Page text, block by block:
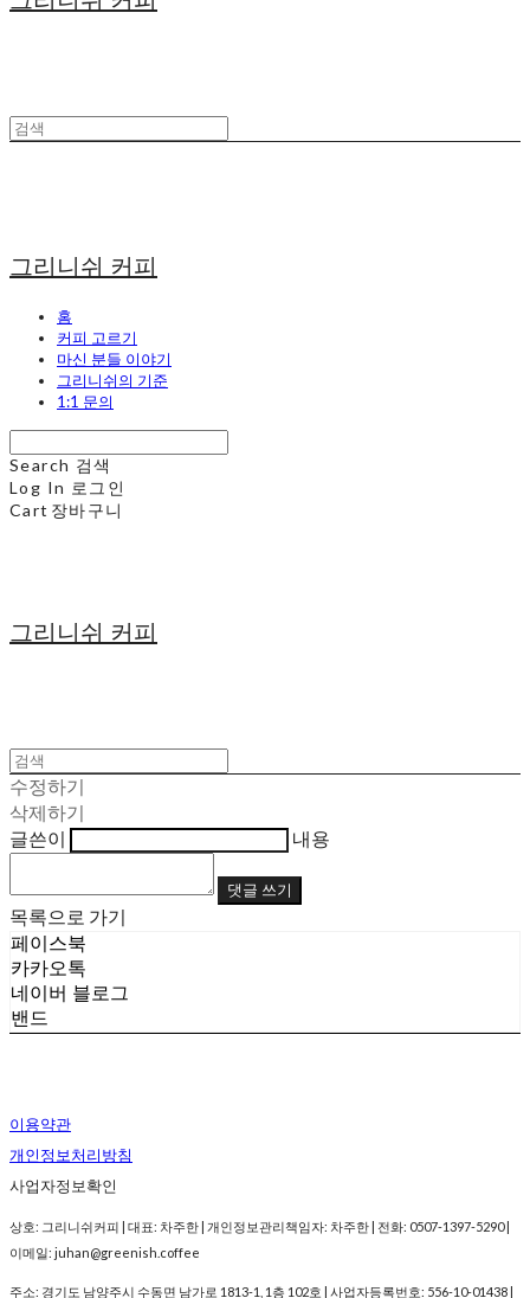
그리니쉬 커피
홈
커피 고르기
마신 분들 이야기
그리니쉬의 기준
1:1 문의
Search 검색
Log In 로그인
Cart 장바구니
그리니쉬 커피
수정하기
삭제하기
글쓴이
내용
댓글 쓰기
목록으로 가기
페이스북
카카오톡
네이버 블로그
밴드
이용약관
개인정보처리방침
사업자정보확인
상호: 그리니쉬커피 | 대표: 차주한 | 개인정보관리책임자: 차주한 | 전화: 0507-1397-5290 |
이메일: juhan@greenish.coffee
주소: 경기도 남양주시 수동면 남가로 1813-1, 1층 102호 | 사업자등록번호: 556-10-01438 |